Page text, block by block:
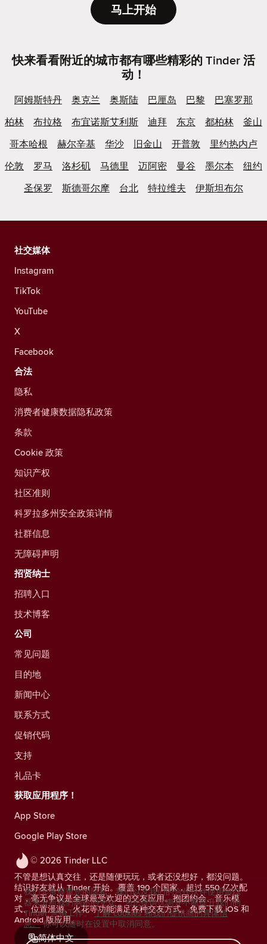
马上开始
快来看看附近的城市都有哪些精彩的 Tinder 活
动！
阿姆斯特丹 奥克兰 奥斯陆 巴厘岛 巴黎
巴塞罗那
柏林
布拉格 布宜诺斯艾利斯 迪拜 东京 都柏林
釜山
哥本哈根
赫尔辛基 华沙 旧金山 开普敦
里约热内卢
伦敦
罗马 洛杉矶 马德里 迈阿密 曼谷 墨尔本
纽约
圣保罗
斯德哥尔摩 台北 特拉维夫 伊斯坦布尔
© 2026 Tinder LLC
不管是想认真交往，还是随便玩玩，或者还没想好，都没问题。
结识好友就从 Tinder 开始。覆盖 190 个国家，超过 550 亿次配
对，毫无争议是全球最受欢迎的交友应用。抱团约会、音乐模
式、位置漫游、火花等功能满足各种交友方式。免费下载 iOS 和
Android 版应用。
简体中文
社交媒体
Instagram
TikTok
YouTube
X
Facebook
合法
隐私
消费者健康数据隐私政策
条款
Cookie 政策
知识产权
社区准则
科罗拉多州安全政策详情
社群信息
无障碍声明
招贤纳士
招聘入口
技术博客
公司
常见问题
目的地
新闻中心
联系方式
促销代码
支持
礼品卡
获取应用程序！
App Store
Google Play Store
我们非常尊重您的隐私。我们以及我们的合作伙伴使用追踪
器来分析我们网站的受众，为您提供优惠并不断提升我们的
Tinder 营销工作。 了解 cookies 和我们提供商的具体信
息。 你可以随时在设置中取消同意。